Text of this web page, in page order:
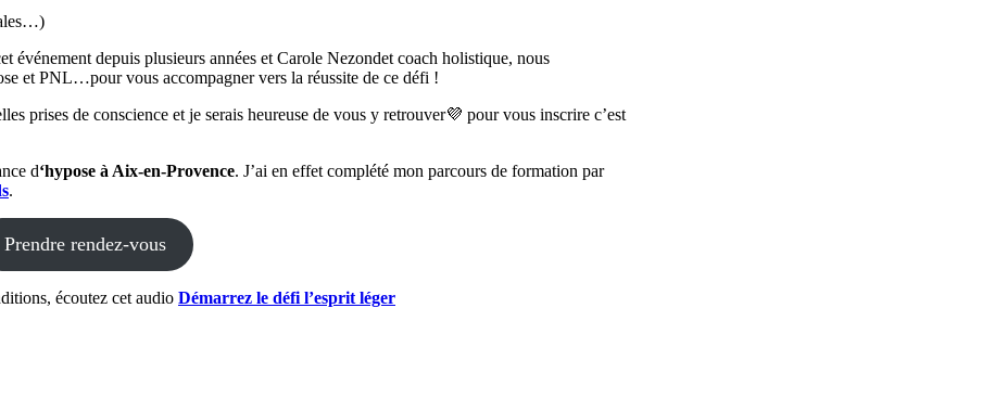
événement depuis plusieurs années et Carole Nezondet coach holistique, nous
et PNL…pour vous accompagner vers la réussite de ce défi !
prises de conscience et je serais heureuse de vous y retrouver💜 pour vous inscrire c’est
d‘hypose à Aix-en-Provence. J’ai en effet complété mon parcours de formation par
.
Prendre rendez-vous
écoutez cet audio Démarrez le défi l’esprit léger